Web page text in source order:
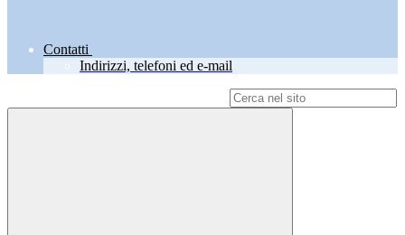
Contatti
Indirizzi, telefoni ed e-mail